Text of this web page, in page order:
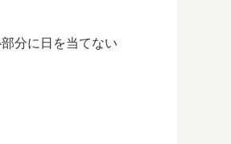
分に日を当てない